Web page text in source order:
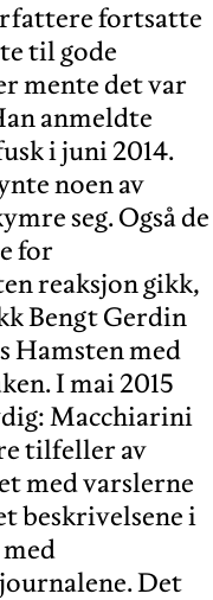
fortsatte
til gode
mente det var
anmeldte
i juni 2014.
noen av
seg. Også de
for
reaksjon gikk,
Bengt Gerdin
Hamsten med
I mai 2015
Macchiarini
tilfeller av
med varslerne
beskrivelsene i
Det